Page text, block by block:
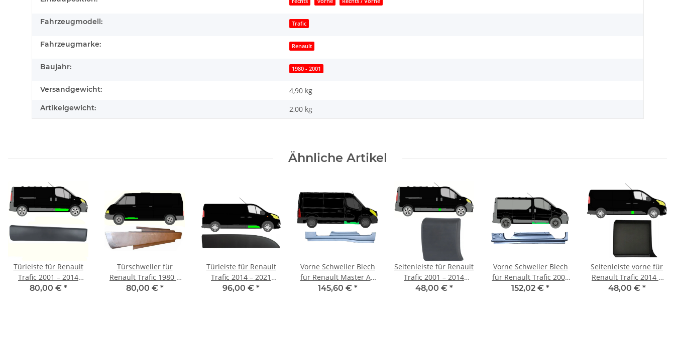
Fahrzeugmodell: Trafic
Fahrzeugmarke: Renault
Baujahr: 1980 - 2001
Versandgewicht: 4,90 kg
Artikelgewicht: 2,00 kg
Ähnliche Artikel
Türleiste für Renault
Trafic 2001 – 2014
vorne rechts
80,00 € *
Türschweller für
Renault Trafic 1980 –
2001 vorne links
80,00 € *
Türleiste für Renault
Trafic 2014 – 2021
vorne rechts
96,00 € *
Vorne Schweller Blech
für Renault Master Ab
2010 rechts
145,60 € *
Seitenleiste für Renault
Trafic 2001 – 2014
vorne rechts
48,00 € *
Vorne Schweller Blech
für Renault Trafic 2001
- 2014 rechts
152,02 € *
Seitenleiste vorne für
Renault Trafic 2014 –
2021 rechts
48,00 € *